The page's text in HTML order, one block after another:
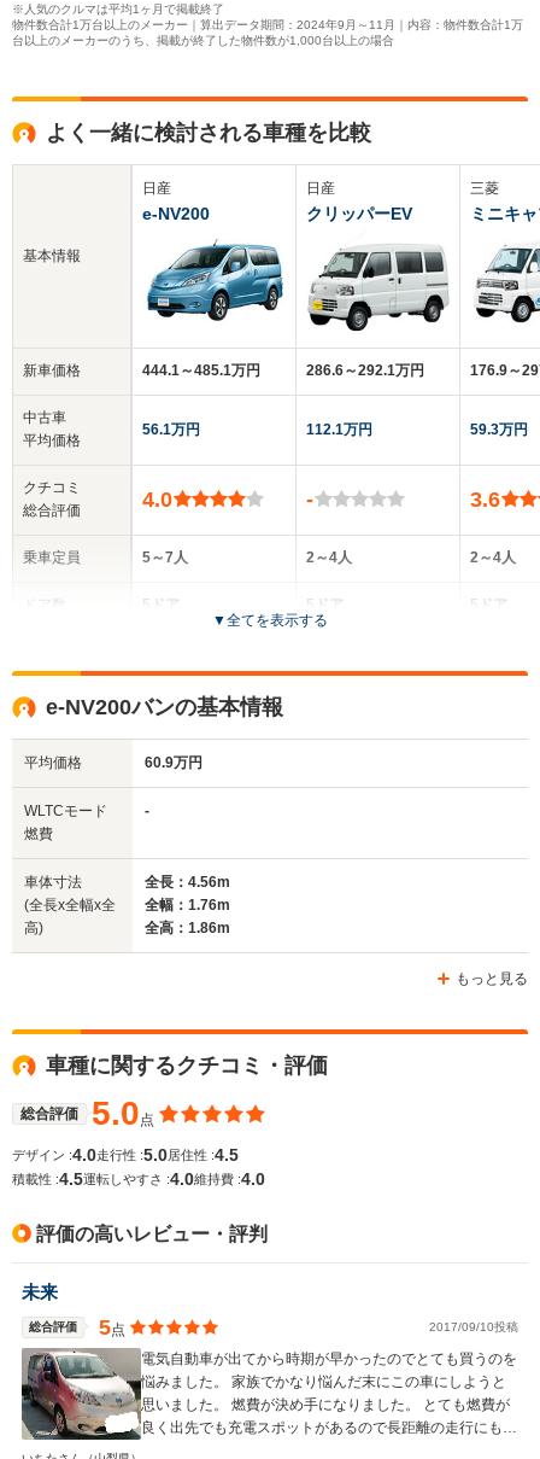
※人気のクルマは平均1ヶ月で掲載終了
物件数合計1万台以上のメーカー｜算出データ期間：2024年9月～11月｜内容：物件数合計1万
台以上のメーカーのうち、掲載が終了した物件数が1,000台以上の場合
よく一緒に検討される車種を比較
基本情報
新車価格
中古車
平均価格
クチコミ
総合評価
乗車定員
ドア数
サイズ
(全長x全幅x全高)
WLTCモード
燃費
排気量
駆動方式
日産
e-NV200
444.1～485.1万円
56.1万円
4.0
5～7人
5ドア
全高
1.76m
ホイールベース
-m
-
-
FF
日産
クリッパーEV
286.6～292.1万円
112.1万円
-
2～4人
5ドア
全高
1.48m
-
三菱
ミニキ
176.9～
59.3万円
3.6
2～4人
5ドア
全高
▼全てを表示する
e-NV200バンの基本情報
平均価格 60.9万円
WLTCモード
燃費
-
車体寸法
(全長x全幅x全
高)
全長：4.56m
全幅：1.76m
全高：1.86m
もっと見る
車種に関するクチコミ・評価
総合評価 5.0 点
デザイン :4.0走行性 :5.0居住性 :4.5
積載性 :4.5運転しやすさ :4.0維持費 :4.0
評価の高いレビュー・評判
未来
総合評価 5点 2017/09/10投稿
電気自動車が出てから時期が早かったのでとても買うのを
悩みました。 家族でかなり悩んだ末にこの車にしようと
思いました。 燃費が決め手になりました。 とても燃費が
良く出先でも充電スポットがあるので長距離の走行にも困